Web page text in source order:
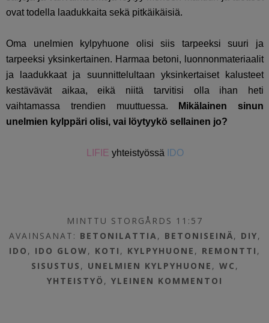
ovat todella laadukkaita sekä pitkäikäisiä.
Oma unelmien kylpyhuone olisi siis tarpeeksi suuri ja
tarpeeksi yksinkertainen. Harmaa betoni, luonnonmateriaalit
ja laadukkaat ja suunnittelultaan yksinkertaiset kalusteet
kestävävät aikaa, eikä niitä tarvitisi olla ihan heti
vaihtamassa trendien muuttuessa. Mikälainen sinun
unelmien kylppäri olisi, vai löytyykö sellainen jo?
LIFIE yhteistyössä IDO
MINTTU STORGÅRDS 11:57
AVAINSANAT: BETONILATTIA, BETONISEINÄ, DIY,
IDO , IDO GLOW, KOTI , KYLPYHUONE , REMONTTI ,
SISUSTUS , UNELMIEN KYLPYHUONE , WC ,
YHTEISTYÖ ,YLEINEN KOMMENTOI